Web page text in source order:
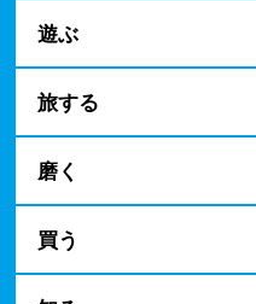
遊ぶ
旅する
磨く
買う